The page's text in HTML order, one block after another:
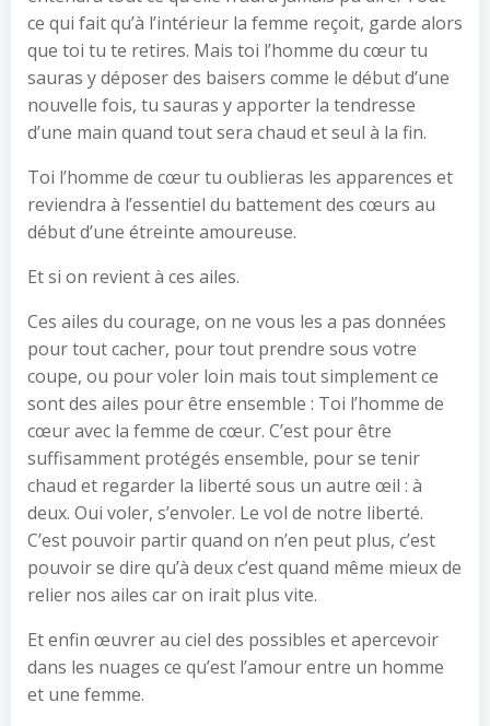
ce qui fait qu’à l’intérieur la femme reçoit, garde alors
que toi tu te retires. Mais toi l’homme du cœur tu
sauras y déposer des baisers comme le début d’une
nouvelle fois, tu sauras y apporter la tendresse
d’une main quand tout sera chaud et seul à la fin.
Toi l’homme de cœur tu oublieras les apparences et
reviendra à l’essentiel du battement des cœurs au
début d’une étreinte amoureuse.
Et si on revient à ces ailes.
Ces ailes du courage, on ne vous les a pas données
pour tout cacher, pour tout prendre sous votre
coupe, ou pour voler loin mais tout simplement ce
sont des ailes pour être ensemble : Toi l’homme de
cœur avec la femme de cœur. C’est pour être
suffisamment protégés ensemble, pour se tenir
chaud et regarder la liberté sous un autre œil : à
deux. Oui voler, s’envoler. Le vol de notre liberté.
C’est pouvoir partir quand on n’en peut plus, c’est
pouvoir se dire qu’à deux c’est quand même mieux de
relier nos ailes car on irait plus vite.
Et enfin œuvrer au ciel des possibles et apercevoir
dans les nuages ce qu’est l’amour entre un homme
et une femme.